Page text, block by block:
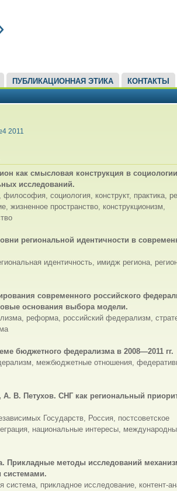
ПУБЛИКАЦИОННАЯ ЭТИКА КОНТАКТЫ
2011
как смысловая конструкция в
исследований.
социология, конструкт, практика,
жизненное пространство, конструкционизм,
региональной идентичности в
идентичность, имидж региона,
современного российского
основания выбора модели.
реформа, российский федерализм,
бюджетного федерализма в 2008—2011 гг.
межбюджетные отношения,
В. Петухов. СНГ как региональный
Государств, Россия, постсоветское
национальные интересы,
Прикладные методы исследований
системами.
система, прикладное исследование, контент-